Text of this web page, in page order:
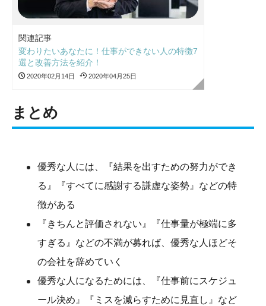
関連記事
変わりたいあなたに！仕事ができない人の特徴7
選と改善方法を紹介！
2020年02月14日 2020年04月25日
まとめ
優秀な人には、『結果を出すための努力ができ
る』『すべてに感謝する謙虚な姿勢』などの特
徴がある
『きちんと評価されない』『仕事量が極端に多
すぎる』などの不満が募れば、優秀な人ほどそ
の会社を辞めていく
優秀な人になるためには、『仕事前にスケジュ
ール決め』『ミスを減らすために見直し』など